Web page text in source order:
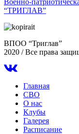
Военно-
“ТРИГЛАВ”
ВПОО “Триглав”
2020 / Все права
Главная
СВО
О нас
Клубы
Галерея
Расписание